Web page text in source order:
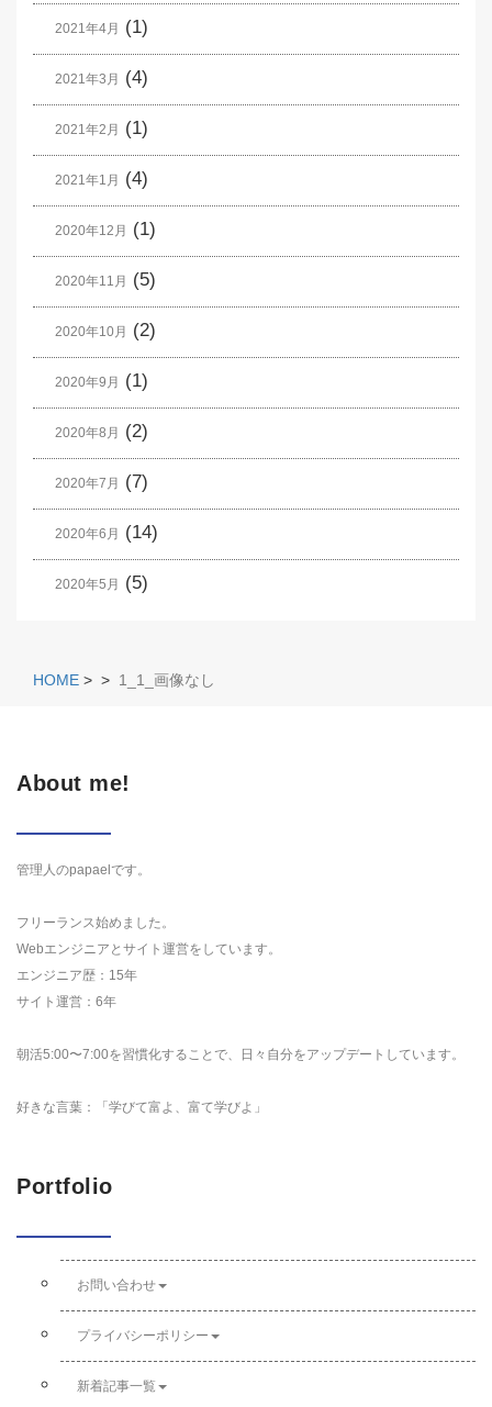
2021年4月 (1)
2021年3月 (4)
2021年2月 (1)
2021年1月 (4)
2020年12月 (1)
2020年11月 (5)
2020年10月 (2)
2020年9月 (1)
2020年8月 (2)
2020年7月 (7)
2020年6月 (14)
2020年5月 (5)
HOME > > 1_1_画像なし
About me!
管理人のpapaelです。
フリーランス始めました。
Webエンジニアとサイト運営をしています。
エンジニア歴：15年
サイト運営：6年
朝活5:00〜7:00を習慣化することで、日々自分をアップデートしています。
好きな言葉：「学びて富よ、富て学びよ」
Portfolio
お問い合わせ
プライバシーポリシー
新着記事一覧